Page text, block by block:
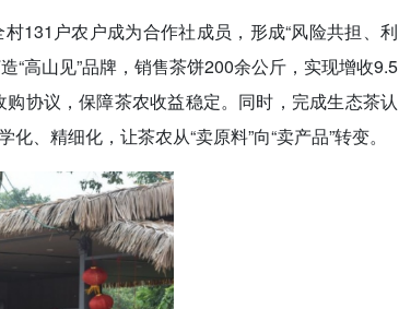
131户农户成为合作社成员，形成“风险共担、利
“高山见”品牌，销售茶饼200余公斤，实现增收9.5
协议，保障茶农收益稳定。同时，完成生态茶认
、精细化，让茶农从“卖原料”向“卖产品”转变。